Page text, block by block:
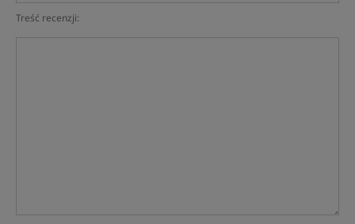
Treść recenzji: